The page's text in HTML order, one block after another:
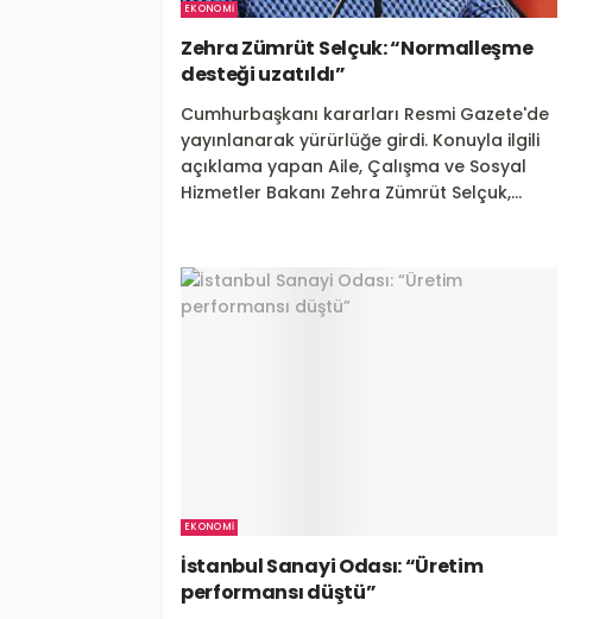
EKONOMI
Zehra Zümrüt Selçuk: “Normalleşme
desteği uzatıldı”
Cumhurbaşkanı kararları Resmi Gazete'de
yayınlanarak yürürlüğe girdi. Konuyla ilgili
açıklama yapan Aile, Çalışma ve Sosyal
Hizmetler Bakanı Zehra Zümrüt Selçuk,...
EKONOMI
İstanbul Sanayi Odası: “Üretim
performansı düştü”